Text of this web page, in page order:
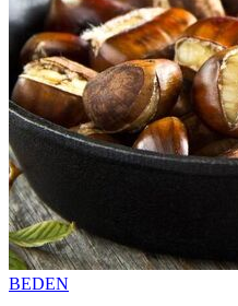
BEDEN